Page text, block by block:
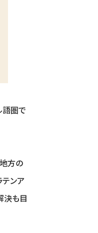
語圏で
方の
テンア
決も目